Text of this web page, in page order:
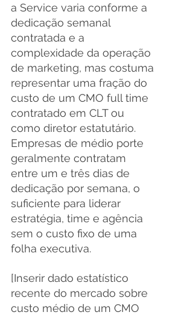
a Service varia conforme a
dedicação semanal
contratada e a
complexidade da operação
de marketing, mas costuma
representar uma fração do
custo de um CMO full time
contratado em CLT ou
como diretor estatutário.
Empresas de médio porte
geralmente contratam
entre um e três dias de
dedicação por semana, o
suficiente para liderar
estratégia, time e agência
sem o custo fixo de uma
folha executiva.
[Inserir dado estatístico
recente do mercado sobre
custo médio de um CMO